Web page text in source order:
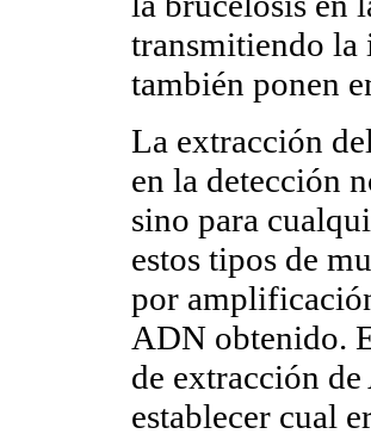
transmitiendo la
también ponen
La extracción
en la detección
sino para
estos tipos de
por
ADN obtenido.
de extracción
establecer cual